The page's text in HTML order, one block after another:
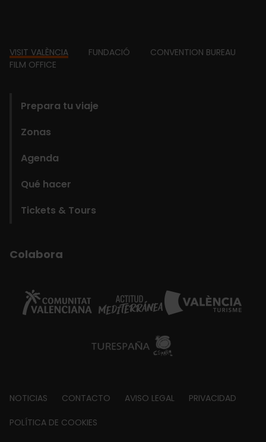
Footer
VISIT VALÈNCIA FUNDACIÓ
CONVENTION BUREAU
FILM OFFICE
Prepara tu viaje
Zonas
Agenda
Qué hacer
Tickets & Tours
Colabora
Footer
about
NOTICIAS CONTACTO AVISO LEGAL PRIVACIDAD
POLÍTICA DE COOKIES